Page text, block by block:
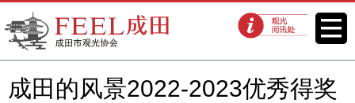
FEEL成田成田市观光协会官方网
站
观光问讯处 菜单
成田的风景2022-2023优秀得奖